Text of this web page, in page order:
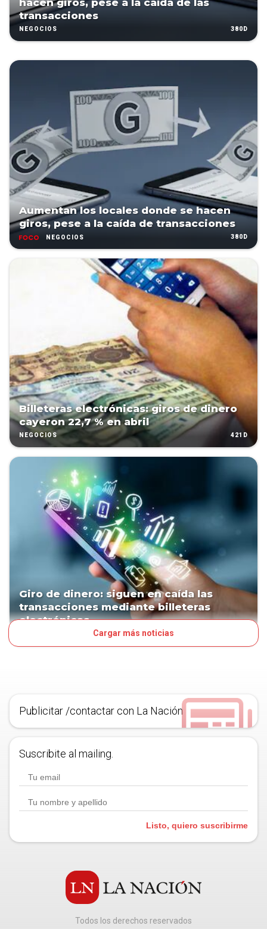
hacen giros, pese a la caída de las
transacciones
NEGOCIOS 380D
Aumentan los locales donde se hacen
giros, pese a la caída de transacciones
NEGOCIOS 380D
Billeteras electrónicas: giros de dinero
cayeron 22,7 % en abril
NEGOCIOS 421D
Giro de dinero: siguen en caída las
transacciones mediante billeteras
electrónicas
Cargar más noticias
Publicitar /contactar con La Nación
Suscribite al mailing.
Listo, quiero suscribirme
Todos los derechos reservados